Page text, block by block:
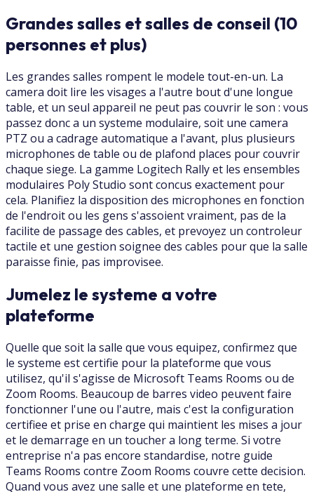
Grandes salles et salles de conseil (10
personnes et plus)
Les grandes salles rompent le modele tout-en-un. La
camera doit lire les visages a l'autre bout d'une longue
table, et un seul appareil ne peut pas couvrir le son : vous
passez donc a un systeme modulaire, soit une camera
PTZ ou a cadrage automatique a l'avant, plus plusieurs
microphones de table ou de plafond places pour couvrir
chaque siege. La gamme Logitech Rally et les ensembles
modulaires Poly Studio sont concus exactement pour
cela. Planifiez la disposition des microphones en fonction
de l'endroit ou les gens s'assoient vraiment, pas de la
facilite de passage des cables, et prevoyez un controleur
tactile et une gestion soignee des cables pour que la salle
paraisse finie, pas improvisee.
Jumelez le systeme a votre
plateforme
Quelle que soit la salle que vous equipez, confirmez que
le systeme est certifie pour la plateforme que vous
utilisez, qu'il s'agisse de Microsoft Teams Rooms ou de
Zoom Rooms. Beaucoup de barres video peuvent faire
fonctionner l'une ou l'autre, mais c'est la configuration
certifiee et prise en charge qui maintient les mises a jour
et le demarrage en un toucher a long terme. Si votre
entreprise n'a pas encore standardise, notre guide
Teams Rooms contre Zoom Rooms couvre cette decision.
Quand vous avez une salle et une plateforme en tete,